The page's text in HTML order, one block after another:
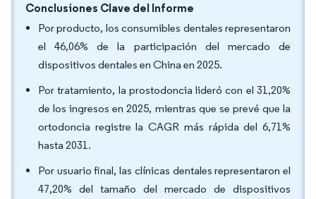
Conclusiones Clave del Informe
Por producto, los consumibles dentales representaron
el 46,06% de la participación del mercado de
dispositivos dentales en China en 2025.
Por tratamiento, la prostodoncia lideró con el 31,20%
de los ingresos en 2025, mientras que se prevé que la
ortodoncia registre la CAGR más rápida del 6,71%
hasta 2031.
Por usuario final, las clínicas dentales representaron el
47,20% del tamaño del mercado de dispositivos